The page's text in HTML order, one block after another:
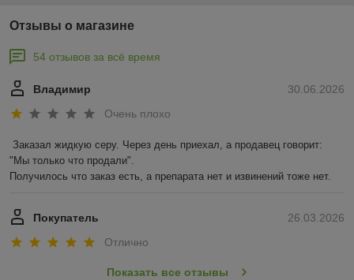
Отзывы о магазине
54 отзывов за всё время
30.06.2026
Владимир
Очень плохо
Заказал жидкую серу. Через день приехал, а продавец говорит:
"Мы только что продали".
Получилось что заказ есть, а препарата нет и извинений тоже нет.
26.03.2026
Покупатель
Отлично
Показать все отзывы